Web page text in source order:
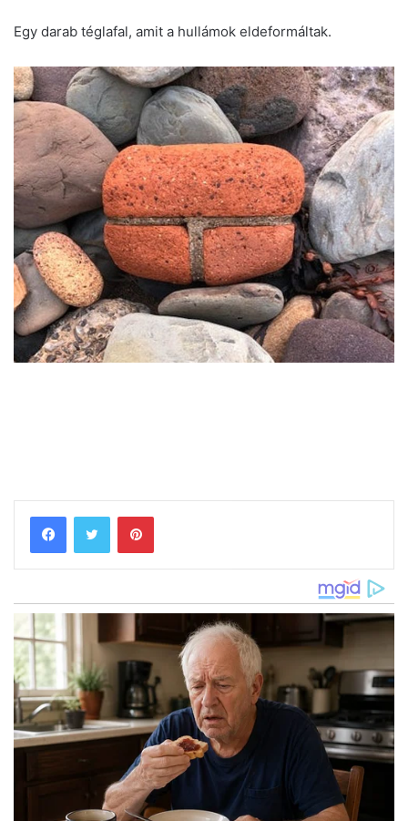
Egy darab téglafal, amit a hullámok eldeformáltak.
Pinterest